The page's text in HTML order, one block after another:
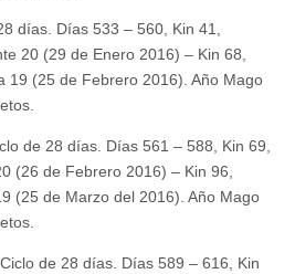
días. Días 533 – 560, Kin 41,
20 (29 de Enero 2016) – Kin 68,
19 (25 de Febrero 2016). Año Mago
de 28 días. Días 561 – 588, Kin 69,
(26 de Febrero 2016) – Kin 96,
(25 de Marzo del 2016). Año Mago
de 28 días. Días 589 – 616, Kin